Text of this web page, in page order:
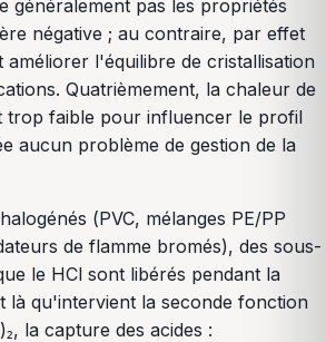
généralement pas les propriétés
négative ; au contraire, par effet
améliorer l'équilibre de cristallisation
Quatrièmement, la chaleur de
trop faible pour influencer le profil
aucun problème de gestion de la
(PVC, mélanges PE/PP
de flamme bromés), des sous-
le HCl sont libérés pendant la
là qu'intervient la seconde fonction
la capture des acides :